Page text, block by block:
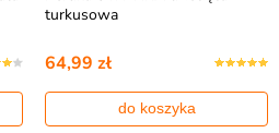
turkusowa
64,99 zł
do koszyka